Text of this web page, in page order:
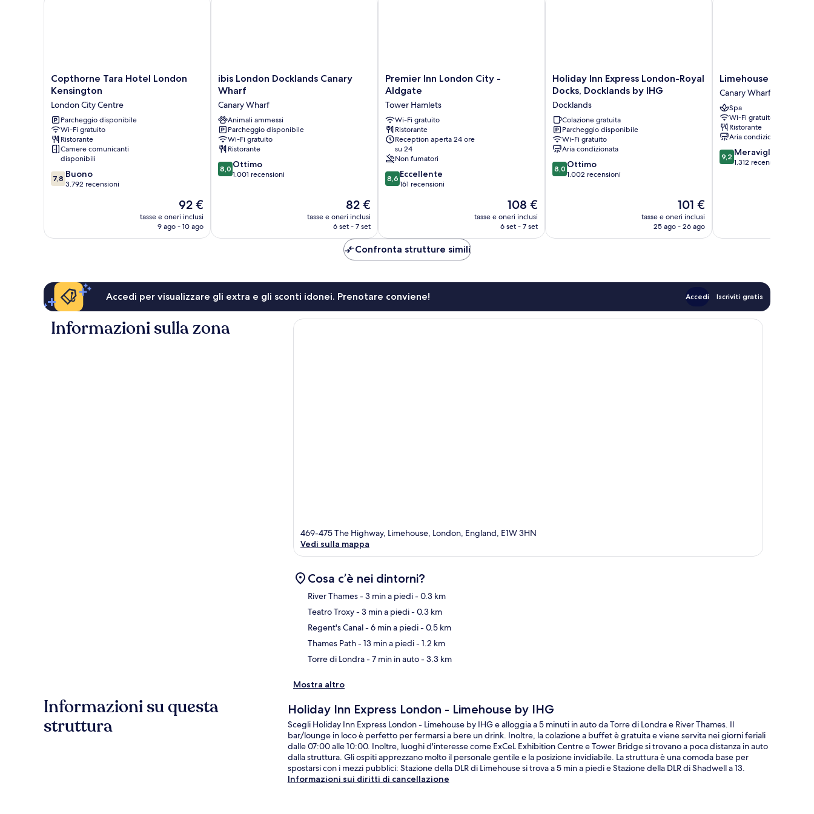
Copthorne
Tara
London
Kensington
London
City
Centre
Copthorne Tara Hotel London
Kensington
London City Centre
Parcheggio disponibile
Wi-Fi gratuito
Ristorante
Camere comunicanti
disponibili
7.8
su
7,8 Buono
3.792 recensioni
Il
prezzo
attuale
92 €
tasse e oneri inclusi
9 ago - 10 ago
ibis
London
Canary
Wharf
Canary
Wharf
ibis London Docklands Canary
Wharf
Canary Wharf
Animali ammessi
Parcheggio disponibile
Wi-Fi gratuito
Ristorante
8.0
su
8,0 Ottimo
1.001 recensioni
Il
prezzo
attuale
82 €
82 €
tasse e oneri inclusi
6 set - 7 set
Premier
Inn
London
City
-
Aldgate
Tower
Hamlets
Premier Inn London City -
Aldgate
Tower Hamlets
Wi-Fi gratuito
Ristorante
Reception aperta 24 ore
su 24
Non fumatori
8.6
su
8,6 Eccellente
161 recensioni
Il
prezzo
attuale
108 €
tasse e oneri inclusi
6 set - 7 set
Holiday
Inn
Express
London-
Royal
Docks,
Docklands
by
IHG
Docklands
Holiday Inn Express London-Royal
Docks, Docklands by IHG
Docklands
Colazione gratuita
Parcheggio disponibile
Wi-Fi gratuito
Aria condizionata
8.0
su
8,0 Ottimo
1.002 recensioni
Il
prezzo
attuale
101 €
tasse e oneri inclusi
25 ago - 26 ago
Limehouse
Library
Hotel
Canary
Wharf
Limehouse Library
Canary Wharf
Spa
Wi-Fi gratuito
Ristorante
Aria condizionata
9.2
su
9,2 Meraviglioso
1.312 recensioni
Confronta strutture simili
Accedi per visualizzare gli extra e gli sconti idonei. Prenotare conviene! Accedi Iscriviti gratis
Informazioni sulla zona
469-475 The Highway, Limehouse, London, England, E1W 3HN
Vedi sulla mappa
Cosa c’è nei dintorni?
River Thames- 3 min a piedi- 0.3 km
Teatro Troxy- 3 min a piedi- 0.3 km
Regent's Canal- 6 min a piedi- 0.5 km
Thames Path- 13 min a piedi- 1.2 km
Torre di Londra- 7 min in auto- 3.3 km
Mostra altro
Informazioni su questa
struttura
Holiday Inn Express London - Limehouse by IHG
Scegli Holiday Inn Express London - Limehouse by IHG e alloggia a 5 minuti in auto da Torre di Londra e River Thames. Il
bar/lounge in loco è perfetto per fermarsi a bere un drink. Inoltre, la colazione a buffet è gratuita e viene servita nei giorni feriali
dalle 07:00 alle 10:00. Inoltre, luoghi d'interesse come ExCeL Exhibition Centre e Tower Bridge si trovano a poca distanza in auto
dalla struttura. Gli ospiti apprezzano molto il personale gentile e la posizione invidiabile. La struttura è una comoda base per
spostarsi con i mezzi pubblici: Stazione della DLR di Limehouse si trova a 5 min a piedi e Stazione della DLR di Shadwell a 13.
Informazioni sui diritti di cancellazione